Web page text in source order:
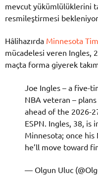
mevcut yükümlülüklerini
resmileştirmesi
Hâlihazırda Minnesota
mücadelesi veren Ingles,
maçta forma giyerek
Joe Ingles – a five-
NBA veteran –
ahead of the 2026-
ESPN. Ingles, 38, is
Minnesota; once his
he’ll move toward
— Olgun Uluc